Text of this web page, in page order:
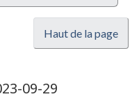
Haut de la page
09-29